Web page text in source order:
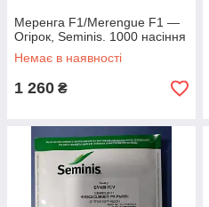
Меренга F1/Merengue F1 —
Огірок, Seminis. 1000 насіння
Немає в наявності
1 260 ₴